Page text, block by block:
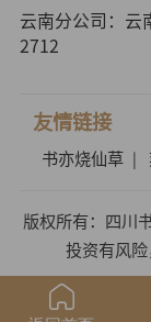
云南分公司：云
2712
友情链接
书亦烧仙草
版权所有：四川
投资有风险